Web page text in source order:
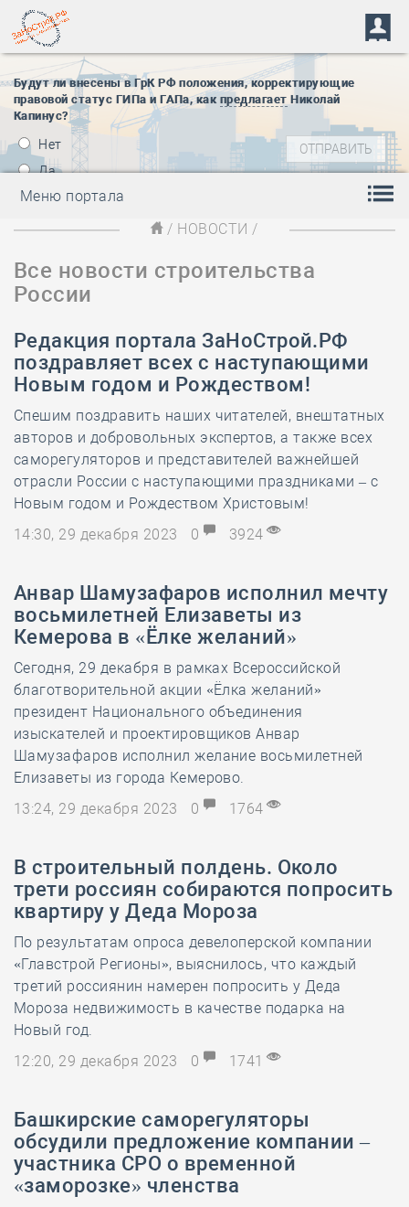
Будут ли внесены в ГрК РФ положения, корректирующие
правовой статус ГИПа и ГАПа, как предлагает Николай
Капинус?
Нет
Да
Меню портала
/ НОВОСТИ /
Все новости строительства
России
Редакция портала ЗаНоСтрой.РФ
поздравляет всех с наступающими
Новым годом и Рождеством!
Спешим поздравить наших читателей, внештатных
авторов и добровольных экспертов, а также всех
саморегуляторов и представителей важнейшей
отрасли России с наступающими праздниками – с
Новым годом и Рождеством Христовым!
14:30, 29 декабря 2023
0 3924
Анвар Шамузафаров исполнил мечту
восьмилетней Елизаветы из
Кемерова в «Ёлке желаний»
Сегодня, 29 декабря в рамках Всероссийской
благотворительной акции «Ёлка желаний»
президент Национального объединения
изыскателей и проектировщиков Анвар
Шамузафаров исполнил желание восьмилетней
Елизаветы из города Кемерово.
13:24, 29 декабря 2023
0 1764
В строительный полдень. Около
трети россиян собираются попросить
квартиру у Деда Мороза
По результатам опроса девелоперской компании
«Главстрой Регионы», выяснилось, что каждый
третий россиянин намерен попросить у Деда
Мороза недвижимость в качестве подарка на
Новый год.
12:20, 29 декабря 2023
0 1741
Башкирские саморегуляторы
обсудили предложение компании –
участника СРО о временной
«заморозке» членства